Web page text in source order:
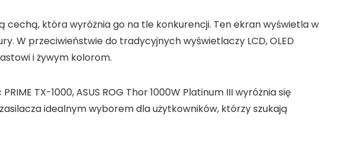
cechą, która wyróżnia go na tle konkurencji. Ten ekran wyświetla w
W przeciwieństwie do tradycyjnych wyświetlaczy LCD, OLED
i żywym kolorom.
TX-1000, ASUS ROG Thor 1000W Platinum III wyróżnia się
idealnym wyborem dla użytkowników, którzy szukają